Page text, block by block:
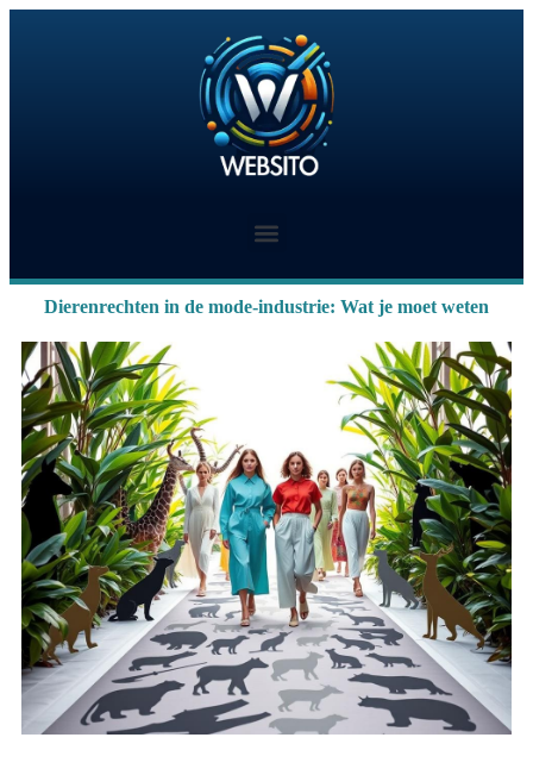
Dierenrechten in de mode-industrie: Wat je moet weten